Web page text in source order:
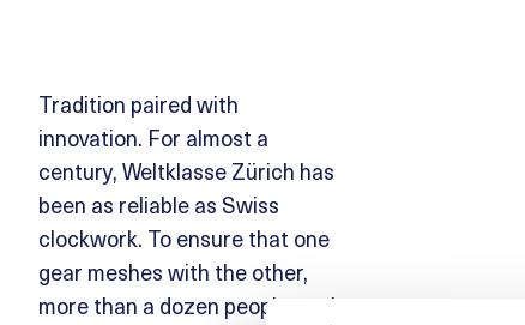
Tradition paired with
innovation. For almost a
century, Weltklasse Zürich has
been as reliable as Swiss
clockwork. To ensure that one
gear meshes with the other,
more than a dozen people work